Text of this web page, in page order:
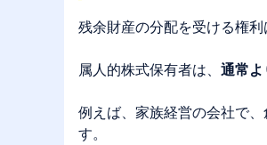
残余財産の分配を受ける権
属人的株式保有者は、 通常よ
例えば、家族経営の会社で
す。